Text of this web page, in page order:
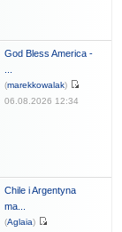
God Bless America -
(marekkowalak)
06.08.2026 12:34
Chile i Argentyna
ma...
(Aglaia)